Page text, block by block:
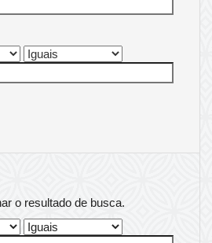
o resultado de busca.